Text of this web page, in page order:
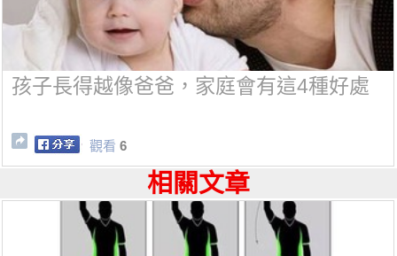
孩子長得越像爸爸，家庭會有這4種好處
觀看 6
相關文章